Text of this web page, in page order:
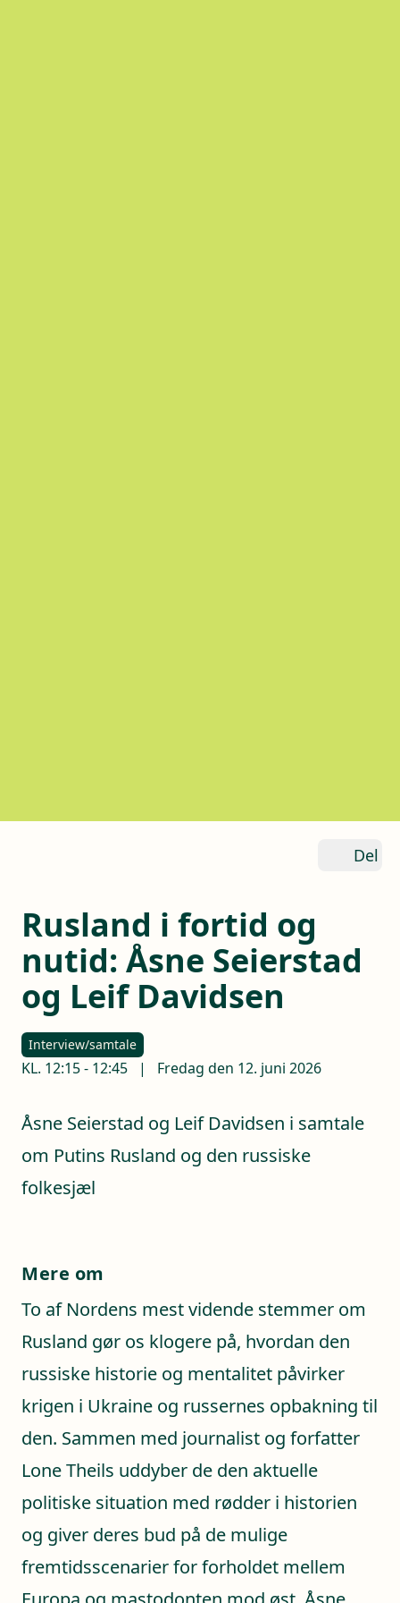
Del
Rusland i fortid og
nutid: Åsne Seierstad
og Leif Davidsen
Interview/samtale
KL. 12:15- 12:45 | Fredag den 12. juni 2026
Åsne Seierstad og Leif Davidsen i samtale
om Putins Rusland og den russiske
folkesjæl
Mere om
To af Nordens mest vidende stemmer om
Rusland gør os klogere på, hvordan den
russiske historie og mentalitet påvirker
krigen i Ukraine og russernes opbakning til
den. Sammen med journalist og forfatter
Lone Theils uddyber de den aktuelle
politiske situation med rødder i historien
og giver deres bud på de mulige
fremtidsscenarier for forholdet mellem